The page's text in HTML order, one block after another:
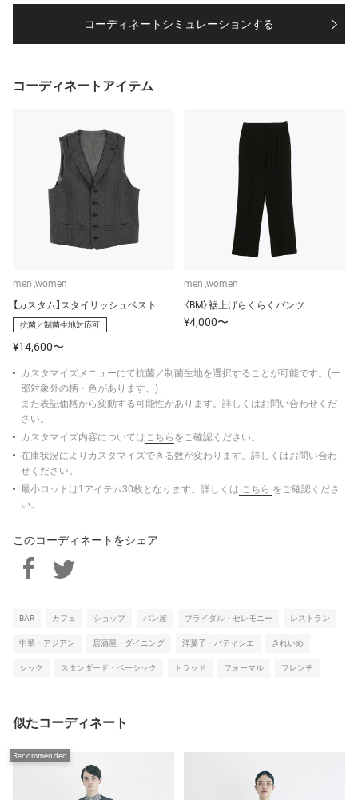
コーディネートシミュレーションする
コーディネートアイテム
men women
【カスタム】スタイリッシュベスト
抗菌／制菌生地対応可
¥14,600〜
men women
〈BM〉裾上げらくらくパンツ
¥4,000〜
カスタマイズメニューにて抗菌／制菌生地を選択することが可能です。(一
部対象外の柄・色があります。)
また表記価格から変動する可能性があります。詳しくはお問い合わせくだ
さい。
カスタマイズ内容についてはこちら をご確認ください。
在庫状況によりカスタマイズできる数が変わります。詳しくはお問い合わ
せください。
最小ロットは1アイテム30枚となります。詳しくは こちら をご確認くださ
い。
このコーディネートをシェア
BAR カフェ ショップ パン屋 ブライダル・セレモニー レストラン
中華・アジアン 居酒屋・ダイニング 洋菓子・パティシエ きれいめ
シック スタンダード・ベーシック トラッド フォーマル フレンチ
似たコーディネート
Recommended